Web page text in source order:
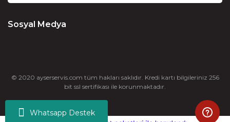
Whatsapp Destek
Sosyal Medya
© 2020 ayserservis.com tüm hakları saklıdır. Kredi kartı bilgileriniz 256
bit ssl sertifikası ile korunmaktadır.